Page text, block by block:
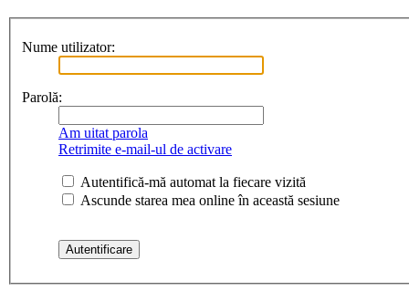
Nume utilizator:
Parolă:
Am uitat parola
Retrimite e-mail-ul de activare
Autentifică-mă automat la fiecare vizită
Ascunde starea mea online în această sesiune